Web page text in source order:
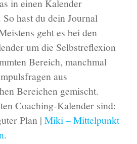
in einen Kalender
So hast du dein Journal
geht es bei den
um die Selbstreflexion
Bereich, manchmal
aus
Bereichen gemischt.
Coaching-Kalender sind:
Plan | Miki – Mittelpunkt
.